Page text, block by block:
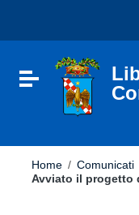
sito
include
Vai al footer
Attiva / disattiva la
Home / Comunicati
Avviato il progetto